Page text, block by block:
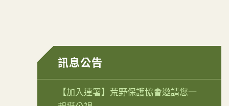
訊息公告
【加入連署】荒野保護協會邀請您一